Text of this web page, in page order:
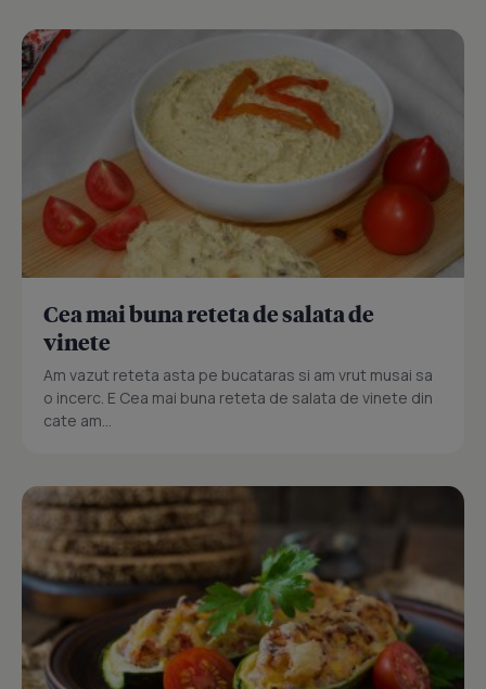
Cea mai buna reteta de salata de
vinete
Am vazut reteta asta pe bucataras si am vrut musai sa
o incerc. E Cea mai buna reteta de salata de vinete din
cate am...